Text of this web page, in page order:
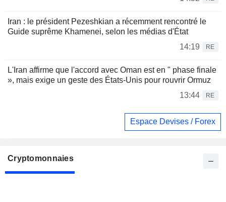
Iran : le président Pezeshkian a récemment rencontré le
Guide suprême Khamenei, selon les médias d'État
14:19
RE
L'Iran affirme que l'accord avec Oman est en " phase finale
», mais exige un geste des États-Unis pour rouvrir Ormuz
13:44
RE
Espace Devises / Forex
Cryptomonnaies